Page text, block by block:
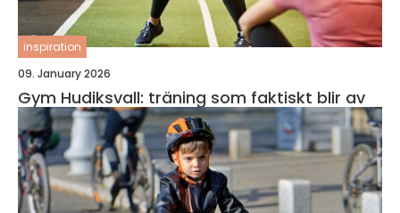
inspiration
09. January 2026
Gym Hudiksvall: träning som faktiskt blir av